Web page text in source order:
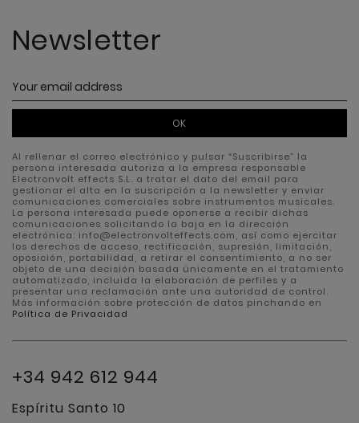
Newsletter
OK
Al rellenar el correo electrónico y pulsar “Suscribirse” la
persona interesada autoriza a la empresa responsable
Electronvolt effects S.L. a tratar el dato del email para
gestionar el alta en la suscripción a la newsletter y enviar
comunicaciones comerciales sobre instrumentos musicales.
La persona interesada puede oponerse a recibir dichas
comunicaciones solicitando la baja en la dirección
electrónica: info@electronvolteffects.com, así como ejercitar
los derechos de acceso, rectificación, supresión, limitación,
oposición, portabilidad, a retirar el consentimiento, a no ser
objeto de una decisión basada únicamente en el tratamiento
automatizado, incluida la elaboración de perfiles y a
presentar una reclamación ante una autoridad de control.
Más información sobre protección de datos pinchando en
Política de Privacidad
+34 942 612 944
Espíritu Santo 10